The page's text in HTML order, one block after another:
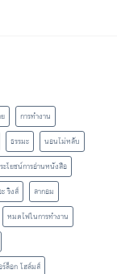
การทำงาน
ธรรมะ
นอนไม่หลับ
ะโยชน์การอ่านหนังสือ
ริงส์
ลากอม
หมดไฟในการทำงาน
ร์ล็อก โฮล์มส์